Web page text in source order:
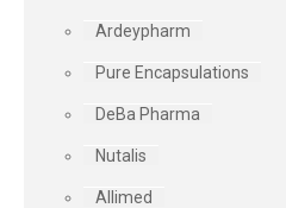
Ardeypharm
Pure Encapsulations
DeBa Pharma
Nutalis
Allimed